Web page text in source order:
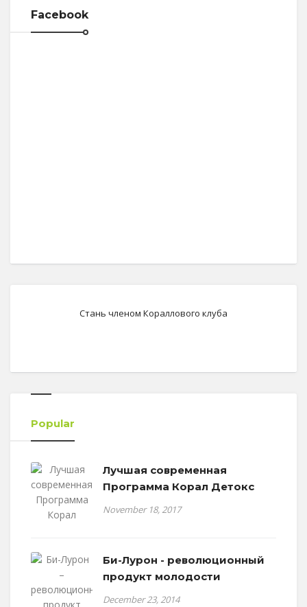
Facebook
Стань членом Кораллового клуба
Popular
Лучшая современная
Программа Корал Детокс
November 18, 2017
Би-Лурон - революционный
продукт молодости
December 23, 2014